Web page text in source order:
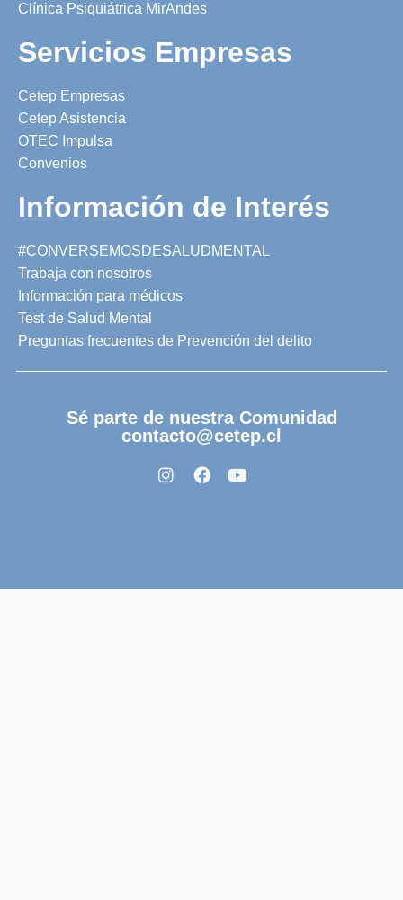
Clínica Psiquiátrica MirAndes
Servicios Empresas
Cetep Empresas
Cetep Asistencia
OTEC Impulsa
Convenios
Información de Interés
#CONVERSEMOSDESALUDMENTAL
Trabaja con nosotros
Información para médicos
Test de Salud Mental
Preguntas frecuentes de Prevención del delito
Sé parte de nuestra Comunidad
contacto@cetep.cl